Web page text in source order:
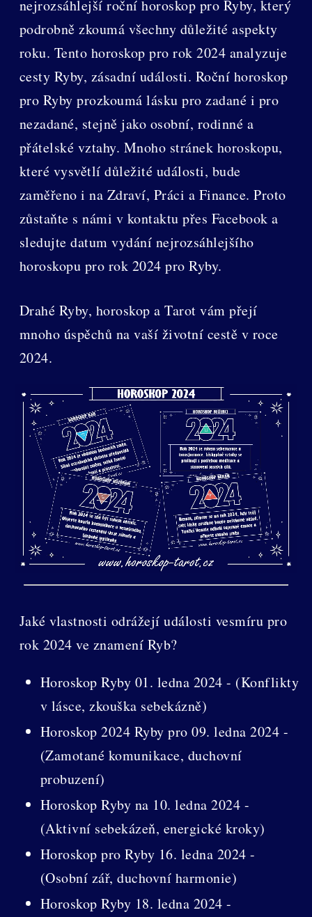
nejrozsáhlejší roční horoskop pro Ryby, který
podrobně zkoumá všechny důležité aspekty
roku. Tento horoskop pro rok 2024 analyzuje
cesty Ryby, zásadní události. Roční horoskop
pro Ryby prozkoumá lásku pro zadané i pro
nezadané, stejně jako osobní, rodinné a
přátelské vztahy. Mnoho stránek horoskopu,
které vysvětlí důležité události, bude
zaměřeno i na Zdraví, Práci a Finance. Proto
zůstaňte s námi v kontaktu přes Facebook a
sledujte datum vydání nejrozsáhlejšího
horoskopu pro rok 2024 pro Ryby.
Drahé Ryby, horoskop a Tarot vám přejí
mnoho úspěchů na vaší životní cestě v roce
2024.
Jaké vlastnosti odrážejí události vesmíru pro
rok 2024 ve znamení Ryb?
Horoskop Ryby 01. ledna 2024 - (Konflikty
v lásce, zkouška sebekázně)
Horoskop 2024 Ryby pro 09. ledna 2024 -
(Zamotané komunikace, duchovní
probuzení)
Horoskop Ryby na 10. ledna 2024 -
(Aktivní sebekázeň, energické kroky)
Horoskop pro Ryby 16. ledna 2024 -
(Osobní zář, duchovní harmonie)
Horoskop Ryby 18. ledna 2024 -